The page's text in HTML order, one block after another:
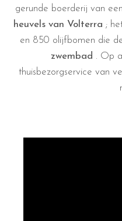
gerunde boerderij van
heuvels van Volterra ;
en 850 olijfbomen die
zwembad . Op
thuisbezorgservice van